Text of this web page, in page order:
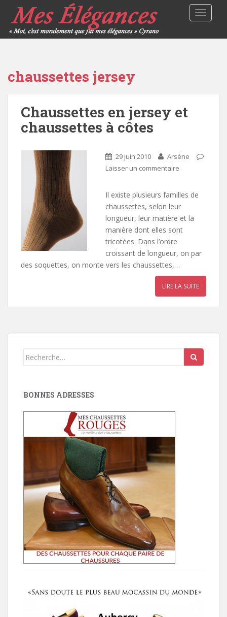
chaussettes jersey
Chaussettes en jersey et
chaussettes à côtes
29 juin 2010
Arsène
Laisser un commentaire
Il existe plusieurs familles de
chaussettes, selon leur
longueur, leur matière et la
manière dont elles sont
tricotées. Dans l’ordre
croissant de longueur, on par
des soquettes, on monte vers les chaussettes,…
LIRE LA SUITE
Search
BONNES ADRESSES